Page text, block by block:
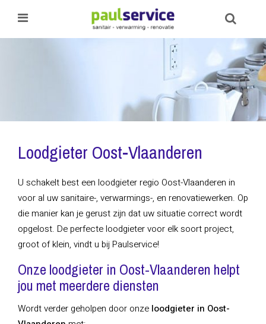
Loodgieter Oost-Vlaanderen
U schakelt best een loodgieter regio Oost-Vlaanderen in
voor al uw sanitaire-, verwarmings-, en renovatiewerken. Op
die manier kan je gerust zijn dat uw situatie correct wordt
opgelost. De perfecte loodgieter voor elk soort project,
groot of klein, vindt u bij Paulservice!
Onze loodgieter in Oost-Vlaanderen helpt
jou met meerdere diensten
Wordt verder geholpen door onzeloodgieter in Oost-